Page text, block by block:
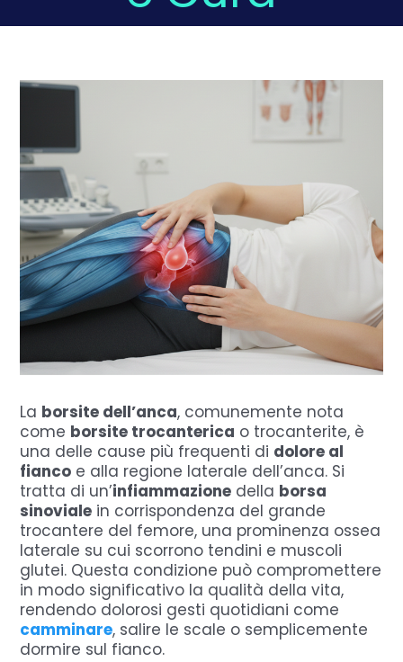
Press
Prenota
La borsite dell’anca, comunemente nota
come borsite trocanterica o trocanterite, è
una delle cause più frequenti di dolore al
fianco e alla regione laterale dell’anca. Si
tratta di un’infiammazione della borsa
sinoviale in corrispondenza del grande
trocantere del femore, una prominenza ossea
laterale su cui scorrono tendini e muscoli
glutei. Questa condizione può compromettere
in modo significativo la qualità della vita,
rendendo dolorosi gesti quotidiani come
camminare, salire le scale o semplicemente
dormire sul fianco.